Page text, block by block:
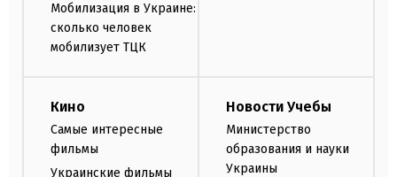
Мобилизация в Украине:
сколько человек
мобилизует ТЦК
Кино
Самые интересные
фильмы
Украинские фильмы
Новости Учебы
Министерство
образования и науки
Украины